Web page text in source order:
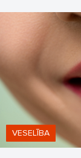
VESELĪBA